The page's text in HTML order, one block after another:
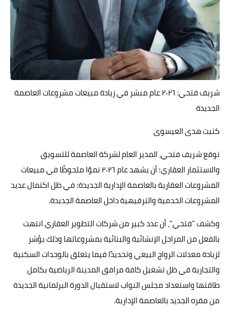
حوادث وقضايا
خدمات
الصحه والجمال
فن المطبخ
مقالات
شريف فتحي: ٢٠٢٦ عام مبشر في زيادة مبيعات مشروعات العاصمة
الجديدة
كتبت هدى العيسوى
توقع شريف فتحي، المدير العام لشركة العاصمة للتسويق
والاستثمار العقاري؛ أن يشهد عام ٢٠٢٦ نموًا ملحوظًا في مبيعات
المشروعات العقارية بالعاصمة الإدارية الجديدة؛ في ظل اكتمال عديد
المشروعات الخدمية والترفيهية داخل العاصمة الجديدة.
وكشف "فتحي"، أن عدد كبير من شركات التطوير العقاري انتهت
بالفعل من المراحل الإنشائية والبنائية بمشروعاتها وذلك يؤشر
لزيادة معدلات الرواج البيعي وتحديدًا فيما يتعلق بالوحدات السكنية
والتجارية في ظل تشغيل كافة مرافق المدينة الرياضية بكامل
طاقتها واستعداد مجلس النواب لاستقبال الدورة البرلمانية الجديدة
من مقره الجديد بالعاصمة الإدارية.